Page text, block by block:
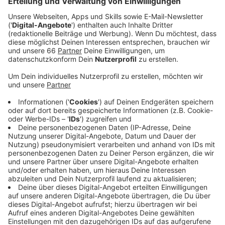
Anzeige
Die Stadt hat auf diese Nachfragen reagiert und jetzt
einen Leitfaden herausgegeben. OB Geisel mit der
Kernaussage.
Anzeige